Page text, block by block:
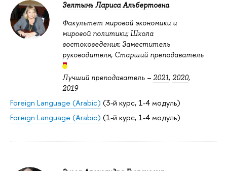
Зелтынь Лариса Альбертовна
Факультет мировой экономики и
мировой политики; Школа
востоковедения: Заместитель
руководителя, Старший преподаватель
Лучший преподаватель – 2021, 2020,
2019
Foreign Language (Arabic) (3-й курс, 1-4 модуль)
Foreign Language (Arabic) (1-й курс, 1-4 модуль)